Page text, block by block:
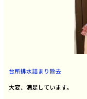
台所排水詰まり除去
大変、満足しています。